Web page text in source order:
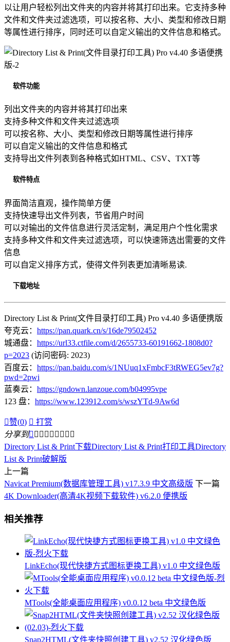
以让用户轻松列出文件夹的内容并将其打印出来。它支持多种
文件和文件夹过滤选项，可以按名称、大小、类型和修改日期
等属性进行排序，同时还可以自定义输出的文件信息和格式。
软件功能
列出文件夹的内容并将其打印出来
支持多种文件和文件夹过滤选项
可以按名称、大小、类型和修改日期等属性进行排序
可以自定义输出的文件信息和格式
支持导出文件列表到各种格式如HTML、CSV、TXT等
软件特点
界面简洁直观，操作简单方便
支持快速导出文件列表，节省用户时间
可以对输出的文件信息进行灵活定制，满足用户个性化需求
支持多种文件和文件夹过滤选项，可以快速筛选出需要的文件
信息
可以自定义排序方式，使得文件列表更加清晰易读.
下载地址
Directory List & Print(文件目录打印工具) Pro v4.40 多语便携版
夸克云： https://pan.quark.cn/s/16de79502452
城通盘： https://url33.ctfile.com/d/2655733-60191662-1808d0?
p=2023 (访问密码: 2023)
百度云： https://pan.baidu.com/s/1NUuq1xFmbcF3tRWEG5ev7g?
pwd=2pwi
蓝奏云： https://gndown.lanzoue.com/b04995vpe
123 盘： https://www.123912.com/s/wszYTd-9Aw6d
赞(0)  打赏
分享到        
Directory List & Print下载Directory List & Print打印工具Directory
List & Print破解版
上一篇
Navicat Premium(数据库管理工具) v17.3.9 中文高级版 下一篇
4K Downloader(高清4K视频下载软件) v6.2.0 便携版
相关推荐
LinkEcho(现代快捷方式图标更换工具) v1.0 中文绿色版
MTools(全能桌面应用程序) v0.0.12 beta 中文绿色版
Snap2HTML(文件夹快照创建工具) v2.52 汉化绿色版